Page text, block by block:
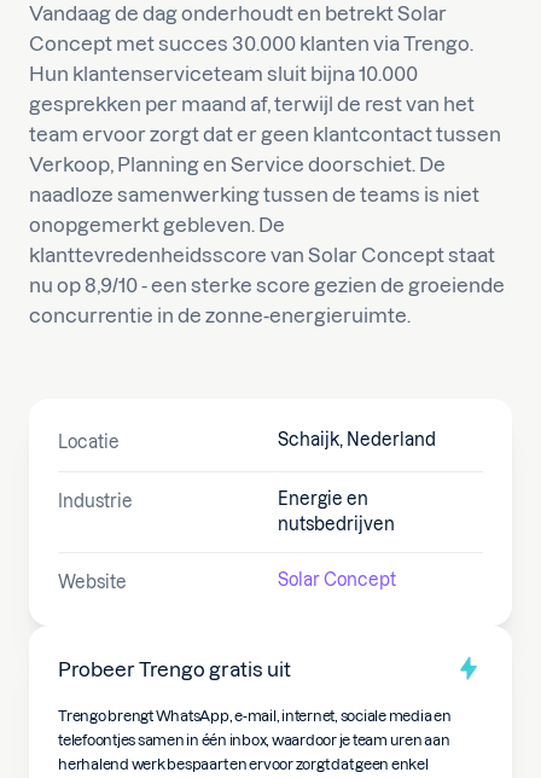
Locatie Schaijk, Nederland
Industrie
Energie en
nutsbedrijven
Website Solar Concept
Probeer Trengo gratis uit
Trengo brengt WhatsApp, e-mail, internet, sociale media en
telefoontjes samen in één inbox, waardoor je team uren aan
herhalend werk bespaart en ervoor zorgt dat geen enkel
Vandaag de dag onderhoudt en betrekt Solar
Concept met succes 30.000 klanten via Trengo.
Hun klantenserviceteam sluit bijna 10.000
gesprekken per maand af, terwijl de rest van het
team ervoor zorgt dat er geen klantcontact tussen
Verkoop, Planning en Service doorschiet. De
naadloze samenwerking tussen de teams is niet
onopgemerkt gebleven. De
klanttevredenheidsscore van Solar Concept staat
nu op 8,9/10 - een sterke score gezien de groeiende
concurrentie in de zonne-energieruimte.